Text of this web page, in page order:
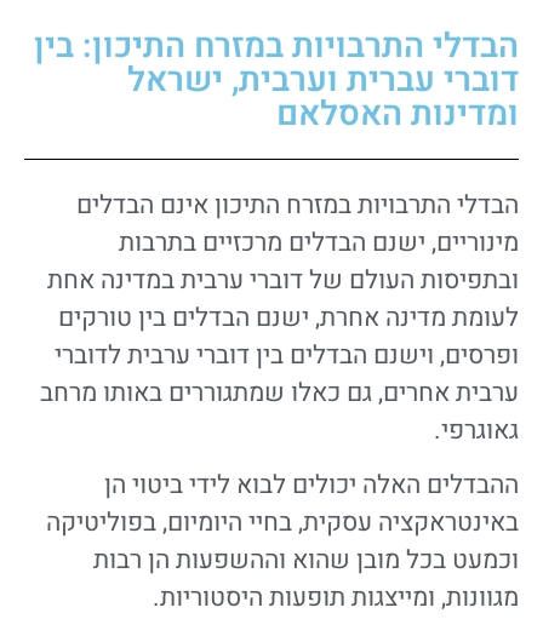
הבדלי התרבויות במזרח התיכון: בין
דוברי עברית וערבית, ישראל
ומדינות האסלאם
הבדלי התרבויות במזרח התיכון אינם הבדלים
מינוריים, ישנם הבדלים מרכזיים בתרבות
ובתפיסות העולם של דוברי ערבית במדינה אחת
לעומת מדינה אחרת, ישנם הבדלים בין טורקים
ופרסים, וישנם הבדלים בין דוברי ערבית לדוברי
ערבית אחרים, גם כאלו שמתגוררים באותו מרחב
גאוגרפי.
ההבדלים האלה יכולים לבוא לידי ביטוי הן
באינטראקציה עסקית, בחיי היומיום, בפוליטיקה
וכמעט בכל מובן שהוא וההשפעות הן רבות
מגוונות, ומייצגות תופעות היסטוריות.